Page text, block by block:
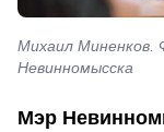
Михаил Миненков.
Невинномысска
Мэр